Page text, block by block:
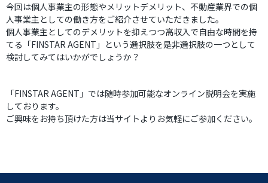
今回は個人事業主の形態やメリットデメリット、不動産業界での個
人事業主としての働き方をご紹介させていただきました。
個人事業主としてのデメリットを抑えつつ高収入で自由な時間を持
てる「FINSTAR AGENT」という選択肢を是非選択肢の一つとして
検討してみてはいかがでしょうか？
「FINSTAR AGENT」では随時参加可能なオンライン説明会を実施
しております。
ご興味をお持ち頂けた方は当サイトよりお気軽にご参加ください。